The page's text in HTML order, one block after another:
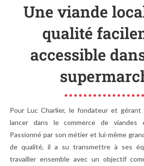
Une viande
qualité
accessible
Pour Luc Charlier, le fondateur et gérant
lancer dans le commerce de viandes
Passionné par son métier et lui-même
de qualité, il a su transmettre à ses
travailler ensemble avec un objectif